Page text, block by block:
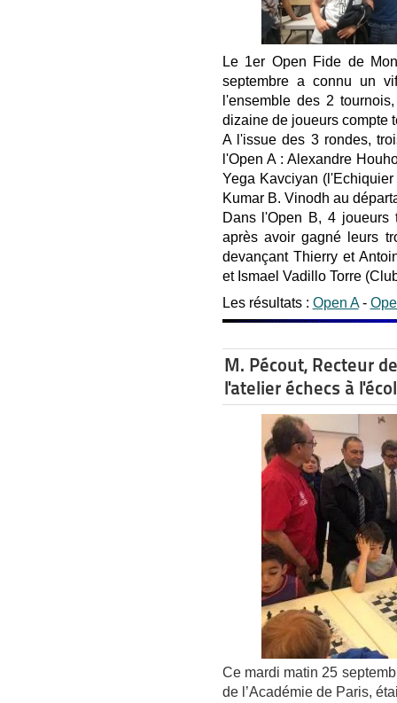
Le 1er Open Fide de
septembre a connu un
l'ensemble des 2
dizaine de joueurs compte
A l'issue des 3 rondes,
l'Open A : Alexandre
Yega Kavciyan
Kumar B. Vinodh au
Dans l'Open B, 4 joueurs
après avoir gagné leurs
devançant Thierry et
et Ismael Vadillo Torre
Les résultats : Open A-
M. Pécout, Recteur
l'atelier échecs à
Ce mardi matin 25
de l’Académie de Paris,